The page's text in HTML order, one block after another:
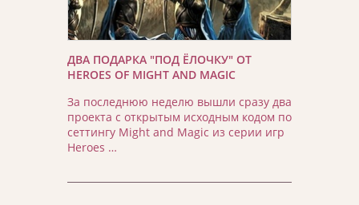
ДВА ПОДАРКА "ПОД ЁЛОЧКУ" ОТ
HEROES OF MIGHT AND MAGIC
За последнюю неделю вышли сразу два
проекта с открытым исходным кодом по
сеттингу Might and Magic из серии игр
Heroes …